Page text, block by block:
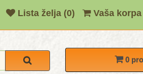
Lista želja (0) Vaša korpa
0